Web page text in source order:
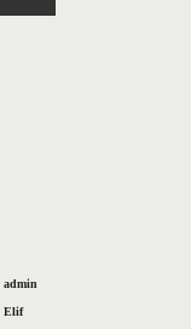
admin
Elif